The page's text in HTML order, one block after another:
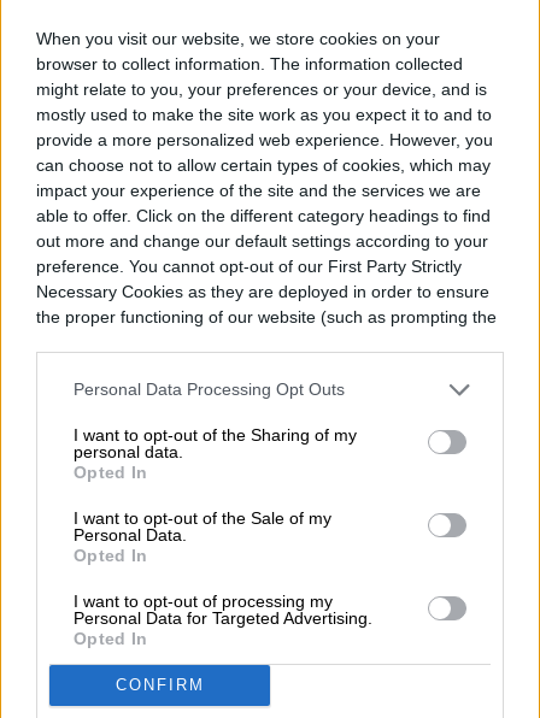
When you visit our website, we store cookies on your
browser to collect information. The information collected
might relate to you, your preferences or your device, and is
mostly used to make the site work as you expect it to and to
provide a more personalized web experience. However, you
can choose not to allow certain types of cookies, which may
impact your experience of the site and the services we are
able to offer. Click on the different category headings to find
out more and change our default settings according to your
preference. You cannot opt-out of our First Party Strictly
Necessary Cookies as they are deployed in order to ensure
the proper functioning of our website (such as prompting the
Personal Data Processing Opt Outs
I want to opt-out of the Sharing of my
personal data.
Opted In
I want to opt-out of the Sale of my
Personal Data.
Opted In
I want to opt-out of processing my
Personal Data for Targeted Advertising.
Opted In
CONFIRM
«La cuestión de la predicción es
importante porque un animal debe
planificar con anticipación para decidir qué
va a hacer a continuación», agregan los
científicos.
Felipe Sasso
Former Digital Trends Contributor
Felipe Sasso es periodista y escritor. Desde
temprana edad manifestó una importante
Topics